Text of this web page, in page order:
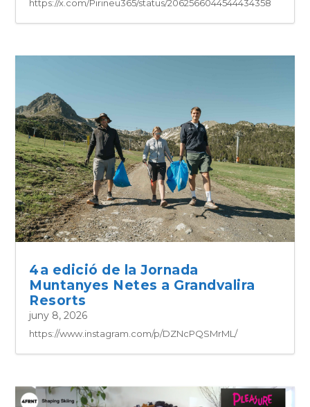
https://x.com/Pirineu365/status/2062566044544434358
4a edició de la Jornada
Muntanyes Netes a Grandvalira
Resorts
juny 8, 2026
https://www.instagram.com/p/DZNcPQSMrML/